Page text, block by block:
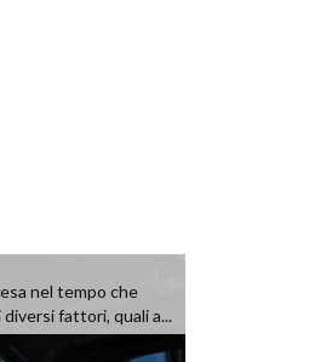
nel tempo che
fattori, quali a...